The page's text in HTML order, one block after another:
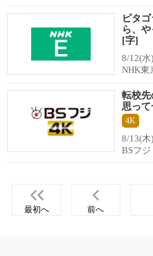
ピタ
ら、
[字]
8/12(水)
NHK
転校先
思っ
4K
8/13(木)
BSフジ
最初へ 前へ